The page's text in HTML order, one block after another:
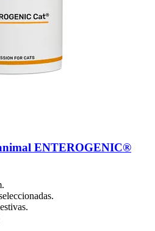
ENTEROGENIC®